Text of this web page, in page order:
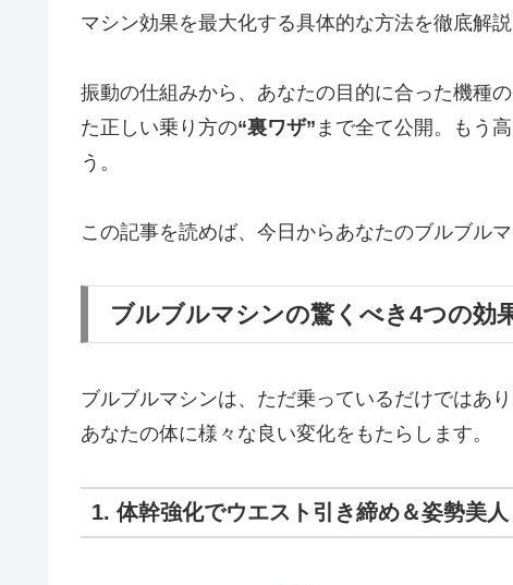
マシン効果を最大化する具体的な方法を徹底解説
振動の仕組みから、あなたの目的に合った機種
た正しい乗り方の“裏ワザ” まで全て公開。もう
う。
この記事を読めば、今日からあなたのブルブル
ブルブルマシンの驚くべき4つの効
ブルブルマシンは、ただ乗っているだけではあ
あなたの体に様々な良い変化をもたらします。
1. 体幹強化でウエスト引き締め＆姿勢美人